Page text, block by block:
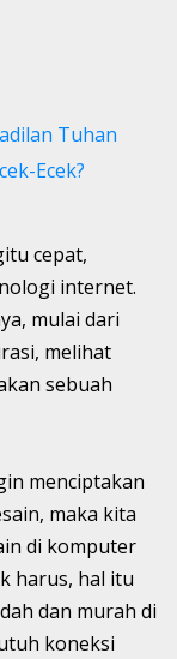
Tuhan
Ecek?
cepat,
internet.
mulai dari
melihat
sebuah
menciptakan
maka kita
di komputer
harus, hal itu
dan murah di
koneksi